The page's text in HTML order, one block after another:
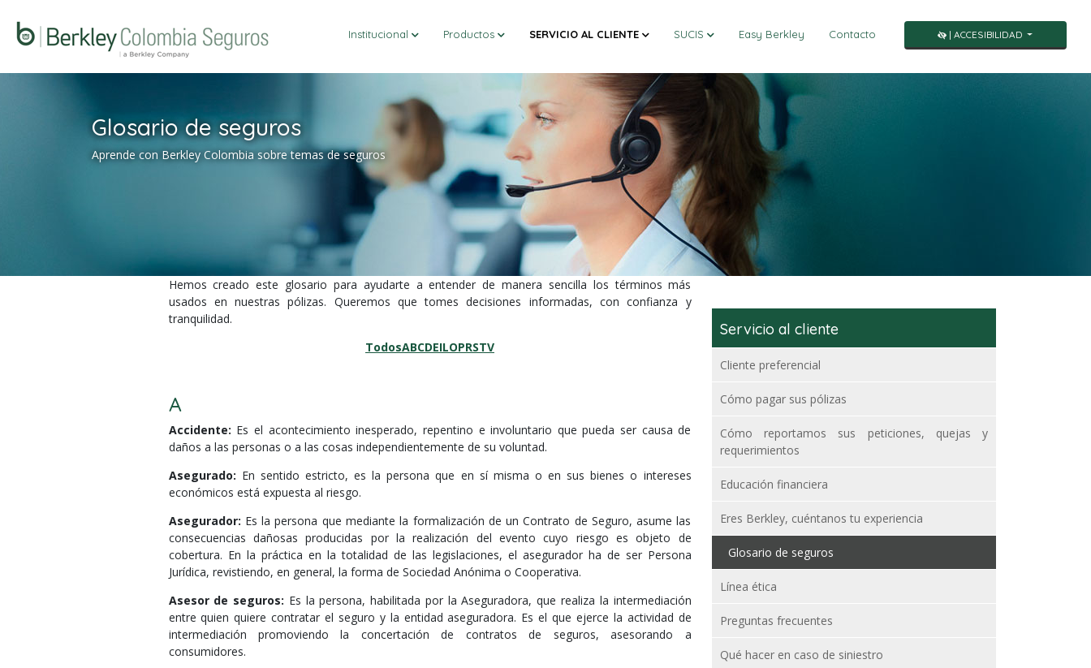
Institucional Productos SERVICIO AL CLIENTE SUCIS Easy Berkley Contacto | ACCESIBILIDAD
Glosario de seguros
Aprende con Berkley Colombia sobre temas de seguros
Hemos creado este glosario para ayudarte a entender de manera sencilla los términos más
usados en nuestras pólizas. Queremos que tomes decisiones informadas, con confianza y
tranquilidad.
TodosABCDEILOPRSTV
A
Accidente: Es el acontecimiento inesperado, repentino e involuntario que pueda ser causa de
daños a las personas o a las cosas independientemente de su voluntad.
Asegurado: En sentido estricto, es la persona que en sí misma o en sus bienes o intereses
económicos está expuesta al riesgo.
Asegurador: Es la persona que mediante la formalización de un Contrato de Seguro, asume las
consecuencias dañosas producidas por la realización del evento cuyo riesgo es objeto de
cobertura. En la práctica en la totalidad de las legislaciones, el asegurador ha de ser Persona
Jurídica, revistiendo, en general, la forma de Sociedad Anónima o Cooperativa.
Asesor de seguros: Es la persona, habilitada por la Aseguradora, que realiza la intermediación
entre quien quiere contratar el seguro y la entidad aseguradora. Es el que ejerce la actividad de
intermediación promoviendo la concertación de contratos de seguros, asesorando a
consumidores.
Servicio al cliente
Cliente preferencial
Cómo pagar sus pólizas
Cómo reportamos sus peticiones, quejas y
requerimientos
Educación financiera
Eres Berkley, cuéntanos tu experiencia
Glosario de seguros
Línea ética
Preguntas frecuentes
Qué hacer en caso de siniestro